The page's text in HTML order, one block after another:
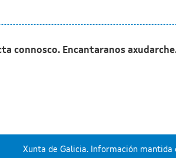
connosco. Encantaranos
Xunta de Galicia. Información